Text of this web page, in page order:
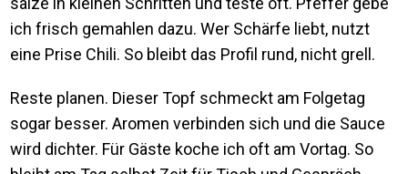
ich frisch gemahlen dazu. Wer Schärfe liebt, nutzt
eine Prise Chili. So bleibt das Profil rund, nicht grell.
Reste planen. Dieser Topf schmeckt am Folgetag
sogar besser. Aromen verbinden sich und die Sauce
wird dichter. Für Gäste koche ich oft am Vortag. So